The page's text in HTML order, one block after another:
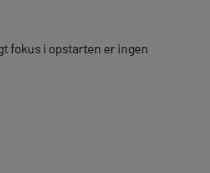
fokus i opstarten er ingen